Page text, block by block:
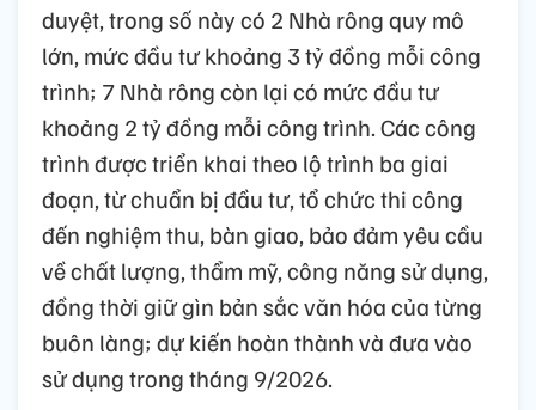
duyệt, trong số này có 2 Nhà rông quy mô
lớn, mức đầu tư khoảng 3 tỷ đồng mỗi công
trình; 7 Nhà rông còn lại có mức đầu tư
khoảng 2 tỷ đồng mỗi công trình. Các công
trình được triển khai theo lộ trình ba giai
đoạn, từ chuẩn bị đầu tư, tổ chức thi công
đến nghiệm thu, bàn giao, bảo đảm yêu cầu
về chất lượng, thẩm mỹ, công năng sử dụng,
đồng thời giữ gìn bản sắc văn hóa của từng
buôn làng; dự kiến hoàn thành và đưa vào
sử dụng trong tháng 9/2026.